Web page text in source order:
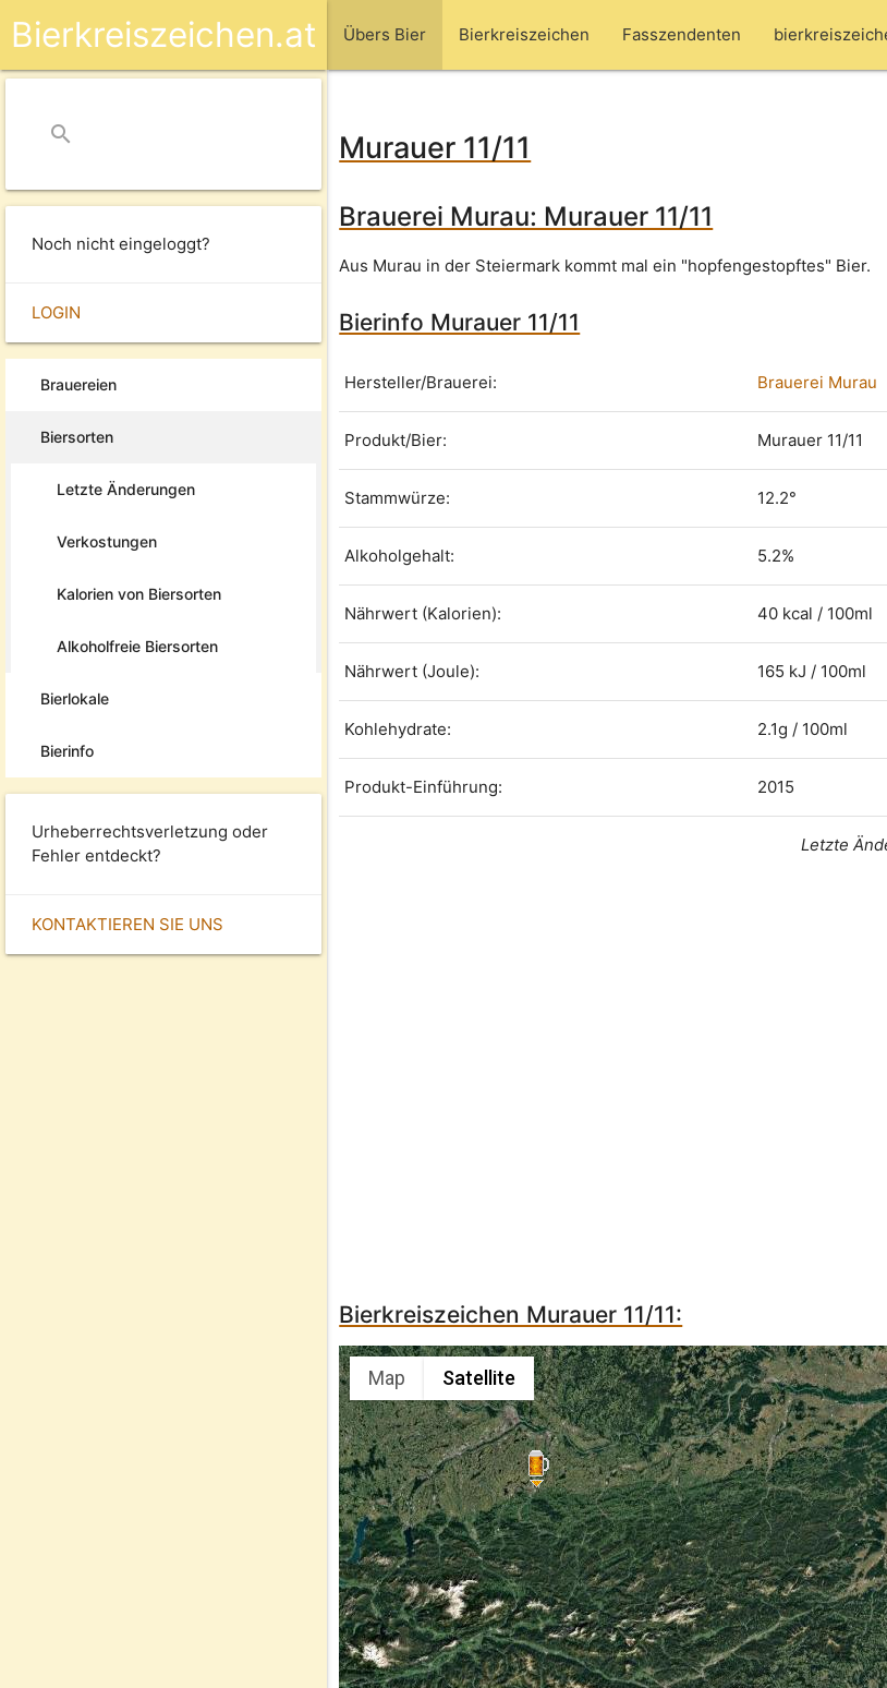
Übers Bier Bierkreiszeichen Fasszendenten
Bierkreiszeichen.at
search
Noch nicht eingeloggt?
LOGIN
Brauereien
Biersorten
Letzte Änderungen
Verkostungen
Kalorien von Biersorten
Alkoholfreie Biersorten
Bierlokale
Bierinfo
Urheberrechtsverletzung oder
Fehler entdeckt?
KONTAKTIEREN SIE UNS
Murauer 11/11
Brauerei Murau: Murauer 11/11
Aus Murau in der Steiermark kommt mal ein "hopfengestopftes" Bier.
Bierinfo Murauer 11/11
Hersteller/Brauerei: Brauerei Murau
Produkt/Bier: Murauer 11/11
Stammwürze: 12.2°
Alkoholgehalt: 5.2%
Nährwert (Kalorien): 40 kcal / 100ml
Nährwert (Joule): 165 kJ / 100ml
Kohlehydrate: 2.1g / 100ml
Produkt-Einführung: 2015
Letzte
Bierkreiszeichen Murauer 11/11:
Map Satellite